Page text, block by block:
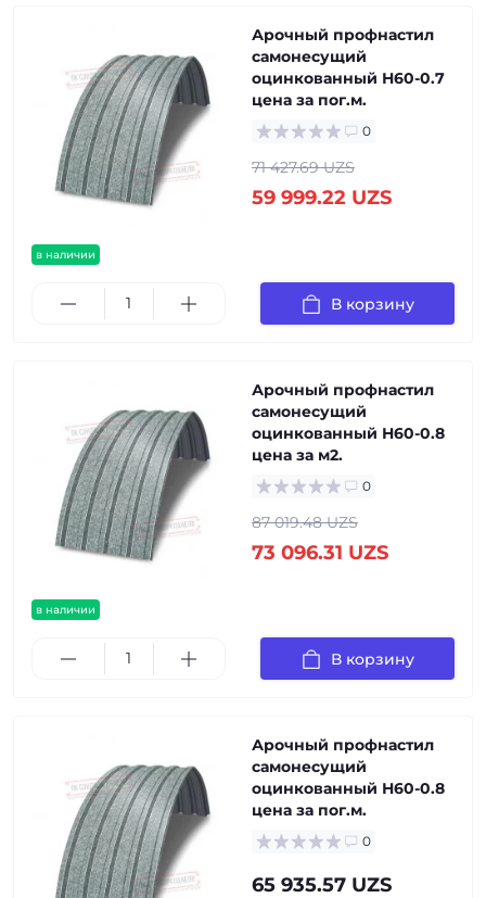
в наличии
Арочный профнастил
самонесущий
оцинкованный Н60-0.7
цена за пог.м.
0
71 427.69 UZS
59 999.22 UZS
В корзину
в наличии
Арочный профнастил
самонесущий
оцинкованный Н60-0.8
цена за м2.
0
87 019.48 UZS
73 096.31 UZS
В корзину
Арочный профнастил
самонесущий
оцинкованный Н60-0.8
цена за пог.м.
0
65 935.57 UZS